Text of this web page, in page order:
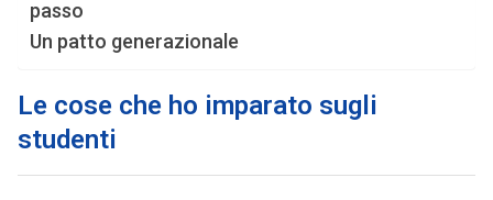
passo
Un patto generazionale
Le cose che ho imparato sugli
studenti